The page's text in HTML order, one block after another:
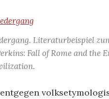
Literaturbeispiel
Fall of Rome and the
entgegen